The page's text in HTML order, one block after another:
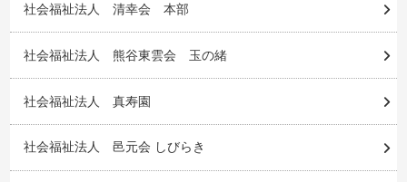
社会福祉法人 清幸会 本部
社会福祉法人 熊谷東雲会 玉の緒
社会福祉法人 真寿園
社会福祉法人 邑元会 しびらき